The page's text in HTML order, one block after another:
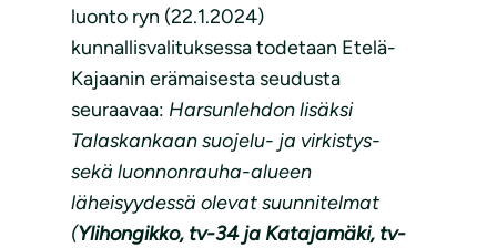
luonto ryn (22.1.2024)
kunnallisvalituksessa todetaan Etelä-
Kajaanin erämaisesta seudusta
seuraavaa: Harsunlehdon lisäksi
Talaskankaan suojelu- ja virkistys-
sekä luonnonrauha-alueen
läheisyydessä olevat suunnitelmat
(Ylihongikko, tv-34 ja Katajamäki, tv-